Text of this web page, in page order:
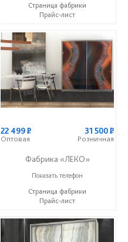
Страница фабрики
Прайс-лист
22 499Р
Оптовая
31 500Р
Розничная
Фабрика «ЛЕКО»
+7 (800) 222-93-90
Показать телефон
Страница фабрики
Прайс-лист